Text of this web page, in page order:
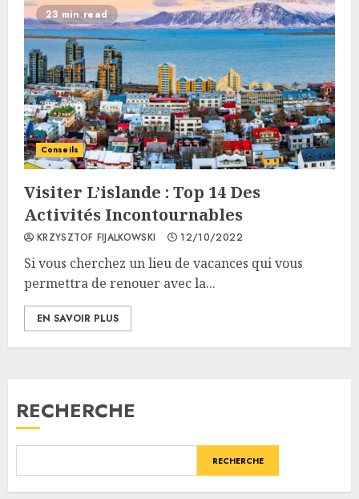
23 min read
Conseils
Visiter L’islande : Top 14 Des
Activités Incontournables
KRZYSZTOF FIJALKOWSKI 12/10/2022
Si vous cherchez un lieu de vacances qui vous
permettra de renouer avec la...
EN SAVOIR PLUS
RECHERCHE
RECHERCHE